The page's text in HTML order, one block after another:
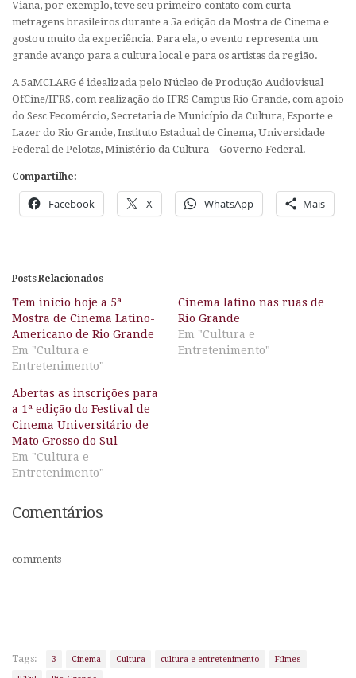
Viana, por exemplo, teve seu primeiro contato com curta-
metragens brasileiros durante a 5a edição da Mostra de Cinema e
gostou muito da experiência. Para ela, o evento representa um
grande avanço para a cultura local e para os artistas da região.
A 5aMCLARG é idealizada pelo Núcleo de Produção Audiovisual
OfCine/IFRS, com realização do IFRS Campus Rio Grande, com apoio
do Sesc Fecomércio, Secretaria de Município da Cultura, Esporte e
Lazer do Rio Grande, Instituto Estadual de Cinema, Universidade
Federal de Pelotas, Ministério da Cultura – Governo Federal.
Compartilhe:
Facebook X WhatsApp Mais
Posts Relacionados
Tem início hoje a 5ª
Mostra de Cinema Latino-
Americano de Rio Grande
Em "Cultura e
Entretenimento"
Cinema latino nas ruas de
Rio Grande
Em "Cultura e
Entretenimento"
Abertas as inscrições para
a 1ª edição do Festival de
Cinema Universitário de
Mato Grosso do Sul
Em "Cultura e
Entretenimento"
Comentários
comments
Tags: 3 Cinema Cultura cultura e entretenimento
Filmes